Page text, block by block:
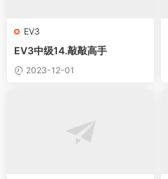
EV3
EV3中级14.敲敲高手
2023-12-01